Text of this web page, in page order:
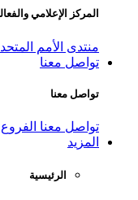
المركز الإعلامي
منتدى الأمم
تواصل معنا
تواصل معنا
تواصل معنا الفروع
المزيد
الرئيسية